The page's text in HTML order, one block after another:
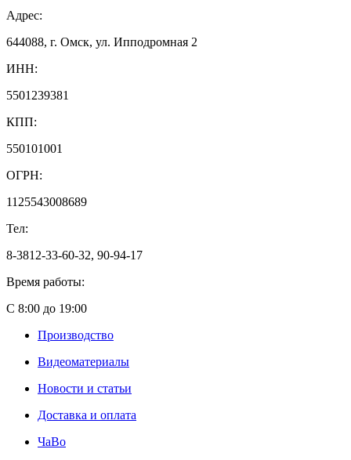
Адрес:
644088, г. Омск, ул. Ипподромная 2
ИНН:
5501239381
КПП:
550101001
ОГРН:
1125543008689
Тел:
8-3812-33-60-32, 90-94-17
Время работы:
С 8:00 до 19:00
Производство
Видеоматериалы
Новости и статьи
Доставка и оплата
ЧаВо